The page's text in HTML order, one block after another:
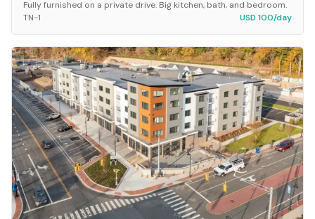
Fully furnished on a private drive. Big kitchen, bath, and bedroom.
TN-1
USD 100/day